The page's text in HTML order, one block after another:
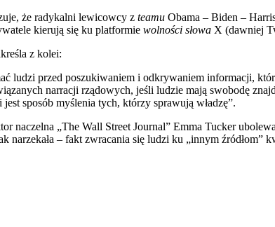
że radykalni lewicowcy z teamu Obama – Biden –
kierują się ku platformie wolności słowa X (dawniej
z kolei:
ludzi przed poszukiwaniem i odkrywaniem informacji,
narracji rządowych, jeśli ludzie mają swobodę
sposób myślenia tych, którzy sprawują władzę”.
naczelna „The Wall Street Journal” Emma Tucker
– fakt zwracania się ​​ludzi ku „innym źródłom”